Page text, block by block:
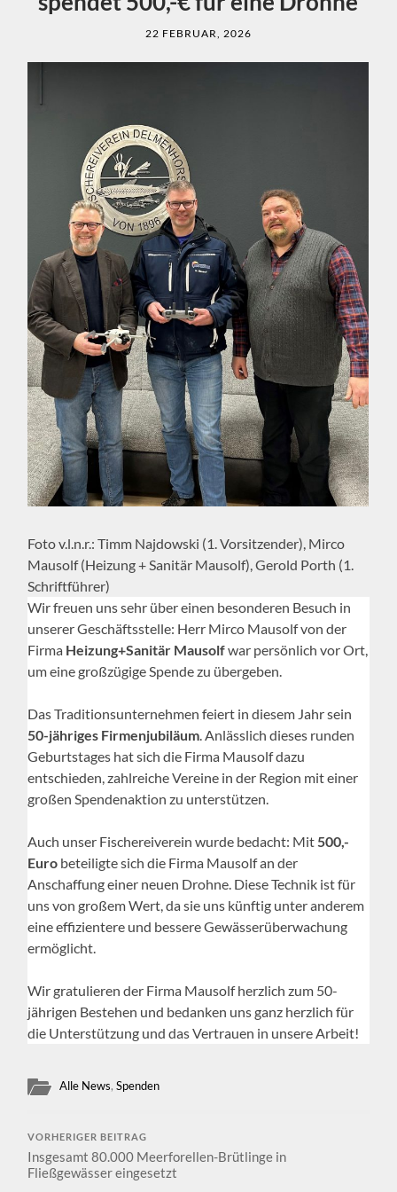
22 FEBRUAR, 2026
Foto v.l.n.r.: Timm Najdowski (1. Vorsitzender), Mirco
Mausolf (Heizung + Sanitär Mausolf), Gerold Porth (1.
Schriftführer)
Wir freuen uns sehr über einen besonderen Besuch in
unserer Geschäftsstelle: Herr Mirco Mausolf von der
Firma Heizung+Sanitär Mausolfwar persönlich vor Ort,
um eine großzügige Spende zu übergeben.
Das Traditionsunternehmen feiert in diesem Jahr sein
50-jähriges Firmenjubiläum . Anlässlich dieses runden
Geburtstages hat sich die Firma Mausolf dazu
entschieden, zahlreiche Vereine in der Region mit einer
großen Spendenaktion zu unterstützen.
Auch unser Fischereiverein wurde bedacht: Mit 500,-
Euro beteiligte sich die Firma Mausolf an der
Anschaffung einer neuen Drohne. Diese Technik ist für
uns von großem Wert, da sie uns künftig unter anderem
eine effizientere und bessere Gewässerüberwachung
ermöglicht.
Wir gratulieren der Firma Mausolf herzlich zum 50-
jährigen Bestehen und bedanken uns ganz herzlich für
die Unterstützung und das Vertrauen in unsere Arbeit!
Alle News,Spenden
VORHERIGER BEITRAG
Insgesamt 80.000 Meerforellen-Brütlinge in
Fließgewässer eingesetzt